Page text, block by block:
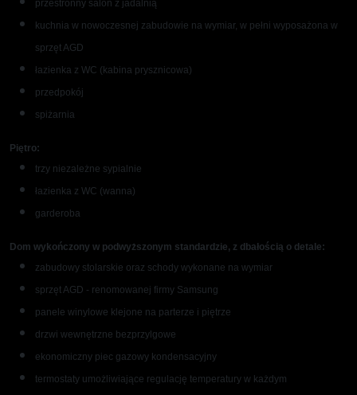
przestronny salon z jadalnią
kuchnia w nowoczesnej zabudowie na wymiar, w pełni wyposażona w
sprzęt AGD
łazienka z WC (kabina prysznicowa)
przedpokój
spiżarnia
Piętro:
trzy niezależne sypialnie
łazienka z WC (wanna)
garderoba
Dom wykończony w podwyższonym standardzie, z dbałością o detale:
zabudowy stolarskie oraz schody wykonane na wymiar
sprzęt AGD - renomowanej firmy Samsung
panele winylowe klejone na parterze i piętrze
drzwi wewnętrzne bezprzylgowe
ekonomiczny piec gazowy kondensacyjny
termostaty umożliwiające regulację temperatury w każdym